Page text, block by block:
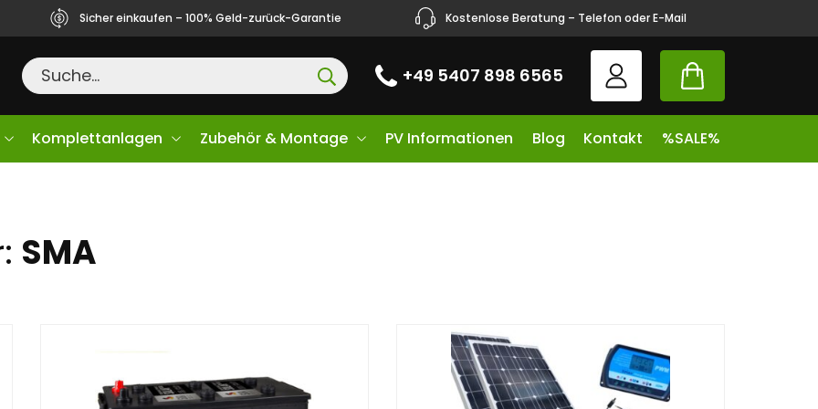
Sicher einkaufen – 100% Geld-zurück-Garantie Kostenlose Beratung – Telefon oder E-Mail
+49 5407 898 6565
Komplettanlagen Zubehör & Montage PV Informationen Blog Kontakt %SALE%
SMA